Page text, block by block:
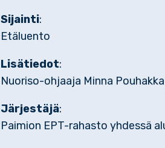
Sijainti:
Etäluento
Lisätiedot:
Nuoriso-ohjaaja Minna
Järjestäjä:
Paimion EPT-rahasto yhdessä